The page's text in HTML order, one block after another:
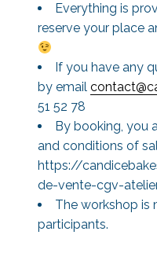
Everything is
reserve your place
If you have any
by email
51 52 78
By booking, you
and conditions of
https://
de-vente-cgv-
The workshop is
participants.